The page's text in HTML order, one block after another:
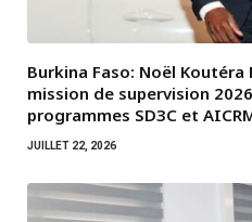
Burkina Faso: Noël Koutéra
mission de supervision
programmes SD3C et
JUILLET 22, 2026